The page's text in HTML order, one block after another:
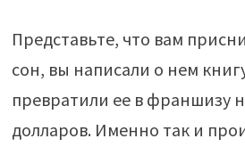
Представьте, что вам
сон, вы написали о нем
превратили ее в франшизу
долларов. Именно так и